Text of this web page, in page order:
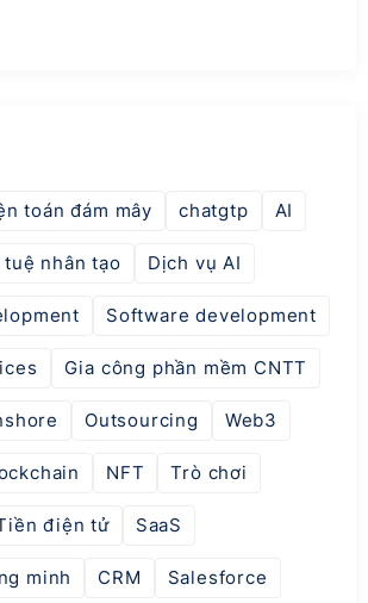
toán đám mây chatgtp AI
nhân tạo Dịch vụ AI
Software development
Gia công phần mềm CNTT
Outsourcing Web3
NFT Trò chơi
điện tử SaaS
minh CRM Salesforce